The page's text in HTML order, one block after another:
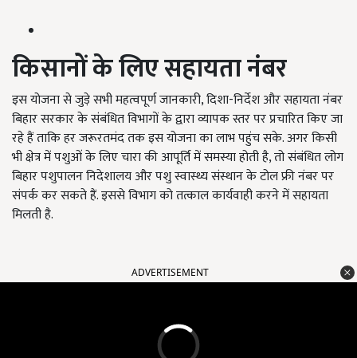
किसानों के लिए सहायता नंबर
इस योजना से जुड़े सभी महत्वपूर्ण जानकारी, दिशा-निर्देश और सहायता नंबर
बिहार सरकार के संबंधित विभागों के द्वारा व्यापक स्तर पर प्रचारित किए जा
रहे हैं ताकि हर जरूरतमंद तक इस योजना का लाभ पहुंच सके. अगर किसी
भी क्षेत्र में पशुओं के लिए चारा की आपूर्ति में समस्या होती है, तो संबंधित लोग
बिहार पशुपालन निदेशालय और पशु स्वास्थ्य संस्थान के टोल फ्री नंबर पर
संपर्क कर सकते हैं. इससे विभाग को तत्काल कार्यवाही करने में सहायता
मिलती है.
ADVERTISEMENT